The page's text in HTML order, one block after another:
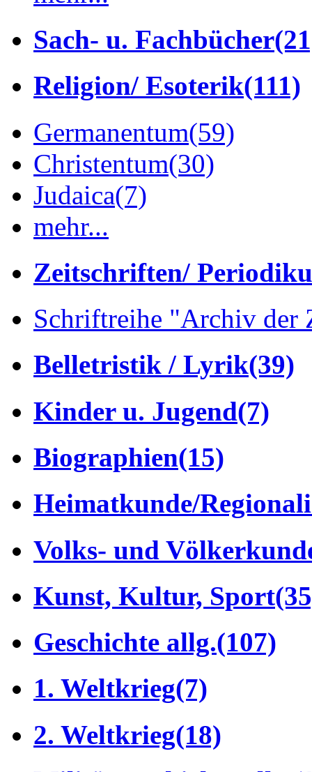
Sach- u. Fachbücher
Religion/ Esoterik(111)
Germanentum(59)
Christentum(30)
Judaica(7)
mehr...
Zeitschriften/
Schriftreihe "Archiv der
Belletristik / Lyrik(39)
Kinder u. Jugend(7)
Biographien(15)
Heimatkunde/
Volks- und
Kunst, Kultur, Sport
Geschichte allg.(107)
1. Weltkrieg(7)
2. Weltkrieg(18)